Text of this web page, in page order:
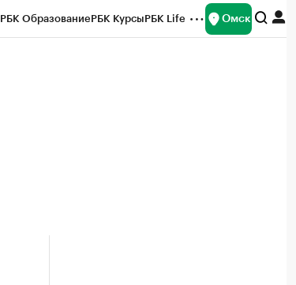
РБК ОбразованиеРБК КурсыРБК Life Омск